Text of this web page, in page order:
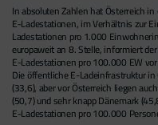
In absoluten Zahlen hat Österreich
E-Ladestationen, im Verhältnis zur
Ladestationen pro 1.000
europaweit an 8. Stelle, informiert
E-Ladestationen pro 100.000 EW
Die öffentliche E-Ladeinfrastruktur
(33,6), aber vor Österreich liegen
(50,7) und sehr knapp Dänemark
E-Ladestationen pro 100.000